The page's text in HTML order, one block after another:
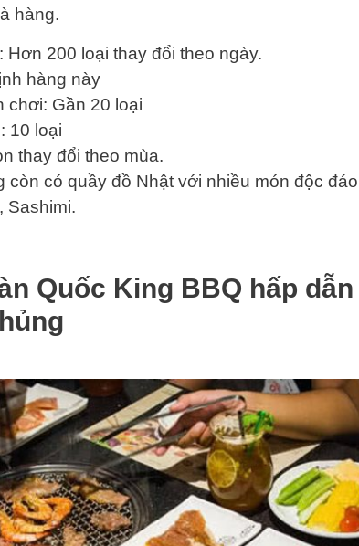
hàng.
Hơn 200 loại thay đổi theo ngày.
hàng này
chơi: Gần 20 loại
10 loại
thay đổi theo mùa.
còn có quầy đồ Nhật với nhiều món độc
Sashimi.
Quốc King BBQ hấp